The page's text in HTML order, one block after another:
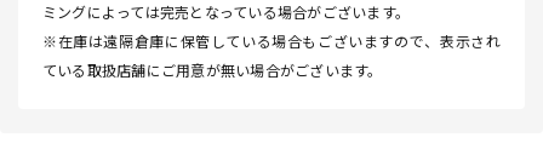
ミングによっては完売となっている場合がございます。
※在庫は遠隔倉庫に保管している場合もございますので、表示され
ている取扱店舗にご用意が無い場合がございます。